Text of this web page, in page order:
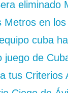
eliminado
Metros en
cuba
juego de
tus Criterios